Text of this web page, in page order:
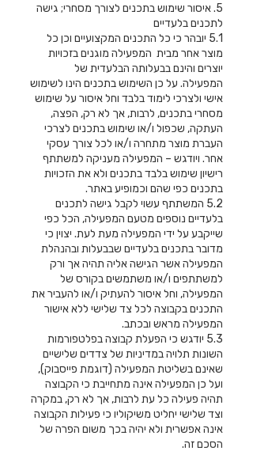
5. איסור שימוש בתכנים לצורך מסחרי; גישה
לתכנים בלעדיים
5.1 יובהר כי כל התכנים המקצועיים וכן כל
מוצר אחר מבית המפעילה מוגנים בזכויות
יוצרים והינם בבעלותה הבלעדית של
המפעילה. על כן השימוש בתכנים הינו לשימוש
אישי ולצרכי לימוד בלבד וחל איסור על שימוש
מסחרי בתכנים, לרבות, אך לא רק, הפצה,
העתקה, שכפול ו/או שימוש בתכנים לצרכי
העברת מוצר מתחרה ו/או לכל צורך עסקי
אחר. ויודגש – המפעילה מעניקה למשתתף
רישיון שימוש בלבד בתכנים ולא את הזכויות
בתכנים כפי שהם וכמופיע באתר.
5.2 המשתתף עשוי לקבל גישה לתכנים
בלעדיים נוספים מטעם המפעילה, הכל כפי
שייקבע על ידי המפעילה מעת לעת. יצוין כי
מדובר בתכנים בלעדיים שבבעלות ובהנהלת
המפעילה אשר הגישה אליה תהיה אך ורק
למשתתפים ו/או משתמשים בקורס של
המפעילה, וחל איסור להעתיק ו/או להעביר את
התכנים בקבוצה לכל צד שלישי ללא אישור
המפעילה מראש ובכתב.
5.3 יודגש כי הפעלת קבוצה בפלטפורמות
השונות תלויה במדיניות של צדדים שלישיים
שאינם בשליטת המפעילה (דוגמת פייסבוק),
ועל כן המפעילה אינה מתחייבת כי הקבוצה
תהיה פעילה כל עת לרבות, אך לא רק, במקרה
וצד שלישי יחליט משיקוליו כי פעילות הקבוצה
אינה אפשרית ולא יהיה בכך משום הפרה של
הסכם זה.